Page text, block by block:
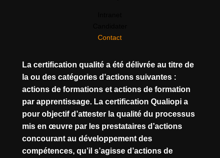
Contact
La certification qualité a été délivrée au titre de
la ou des catégories d’actions suivantes :
actions de formations et actions de formation
par apprentissage. La certification Qualiopi a
pour objectif d’attester la qualité du processus
mis en œuvre par les prestataires d’actions
concourant au développement des
compétences, qu’il s’agisse d’actions de